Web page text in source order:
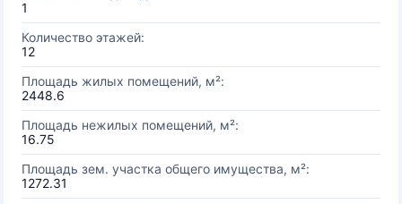
1
Количество этажей:
12
Площадь жилых помещений, м²:
2448.6
Площадь нежилых помещений, м²:
16.75
Площадь зем. участка общего имущества, м²:
1272.31